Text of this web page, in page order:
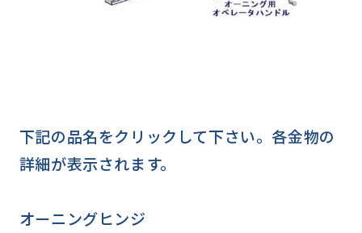
下記の品名をクリックして下さい。各金物の
詳細が表示されます。
オーニングヒンジ